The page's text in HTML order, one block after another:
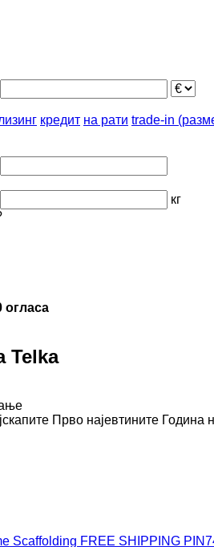
кредит на рати trade-in
кг
огласа
Telka
Прво најевтините Година